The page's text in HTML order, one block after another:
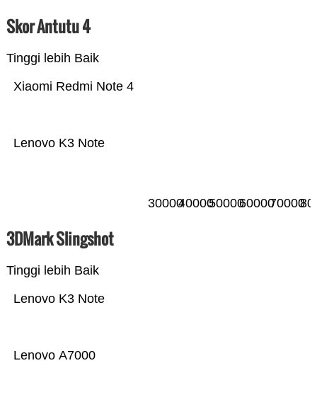
Skor Antutu 4
Tinggi lebih Baik
Lenovo K3 Note
Xiaomi Redmi Note 4
3000040000500006000070000
3DMark Slingshot
Tinggi lebih Baik
Lenovo A7000
Lenovo K3 Note